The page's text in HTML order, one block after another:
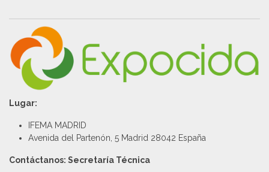
Lugar:
IFEMA MADRID
Avenida del Partenón, 5 Madrid 28042 España
Contáctanos: Secretaría Técnica